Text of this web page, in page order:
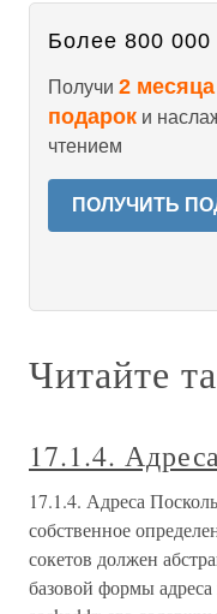
Более 800 000
Получи 2
подарок и
чтением
ПОЛУЧИТЬ
Читайте
17.1.4.
17.1.4. Адреса
собственное
сокетов должен
базовой формы адреса